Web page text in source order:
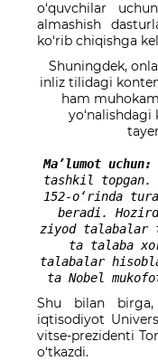
o‘quvchilar
almashish
ko‘rib chiqishga
Shuningdek,
inliz tilidagi
ham
Ma’lumot uchun:
tashkil topgan.
152-o‘rinda
beradi.
ziyod talabalar
ta talaba
talabalar
ta Nobel
Shu bilan birga,
iqtisodiyot
vitse-prezidenti
o‘tkazdi.